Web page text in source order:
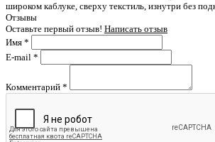
широком каблуке, сверху текстиль, изнутри без
Отзывы
Оставьте первый отзыв! Написать отзыв
Имя *
E-mail *
Комментарий *